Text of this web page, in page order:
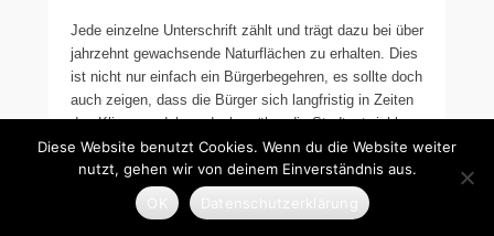
Jede einzelne Unterschrift zählt und trägt dazu bei über
jahrzehnt gewachsende Naturflächen zu erhalten. Dies
ist nicht nur einfach ein Bürgerbegehren, es sollte doch
auch zeigen, dass die Bürger sich langfristig in Zeiten
des Klimawandels gedanken über die Stadtentwicklung
für die kommenden Generationen machen. Das
kurzsichtige und fahrlässige Verhalten von SPD und
B90/Grüne besonders im Bereich der Stadtentwicklung
und des Umweltschutz sollte bei der nächsten Wahl
Diese Website benutzt Cookies. Wenn du die Website weiter
nutzt, gehen wir von deinem Einverständnis aus.
OK
Datenschutzerklärung